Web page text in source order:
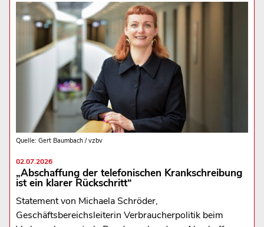
Quelle: Gert Baumbach / vzbv
02.07.2026
„Abschaffung der telefonischen Krankschreibung
ist ein klarer Rückschritt“
Statement von Michaela Schröder,
Geschäftsbereichsleiterin Verbraucherpolitik beim